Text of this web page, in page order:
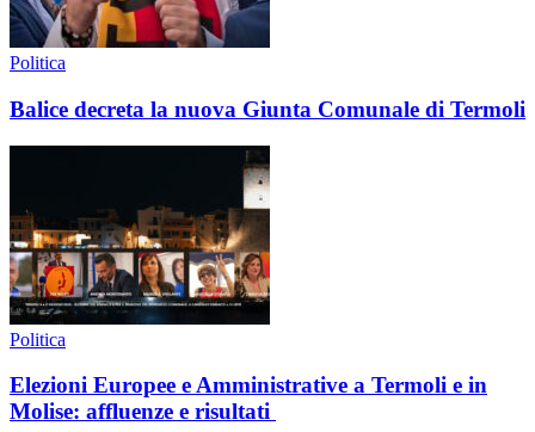
Politica
Balice decreta la nuova Giunta Comunale di Termoli
Politica
Elezioni Europee e Amministrative a Termoli e in
Molise: affluenze e risultati